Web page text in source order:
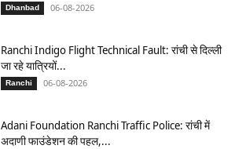
Dhanbad 06-08-2026
Ranchi Indigo Flight Technical Fault: रांची से दिल्ली
जा रहे यात्रियों...
Ranchi 06-08-2026
Adani Foundation Ranchi Traffic Police: रांची में
अदाणी फाउंडेशन की पहल,...